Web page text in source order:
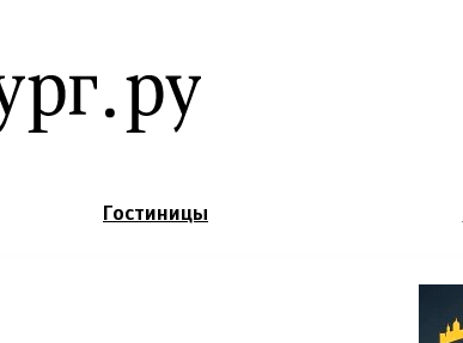
Гостиницы